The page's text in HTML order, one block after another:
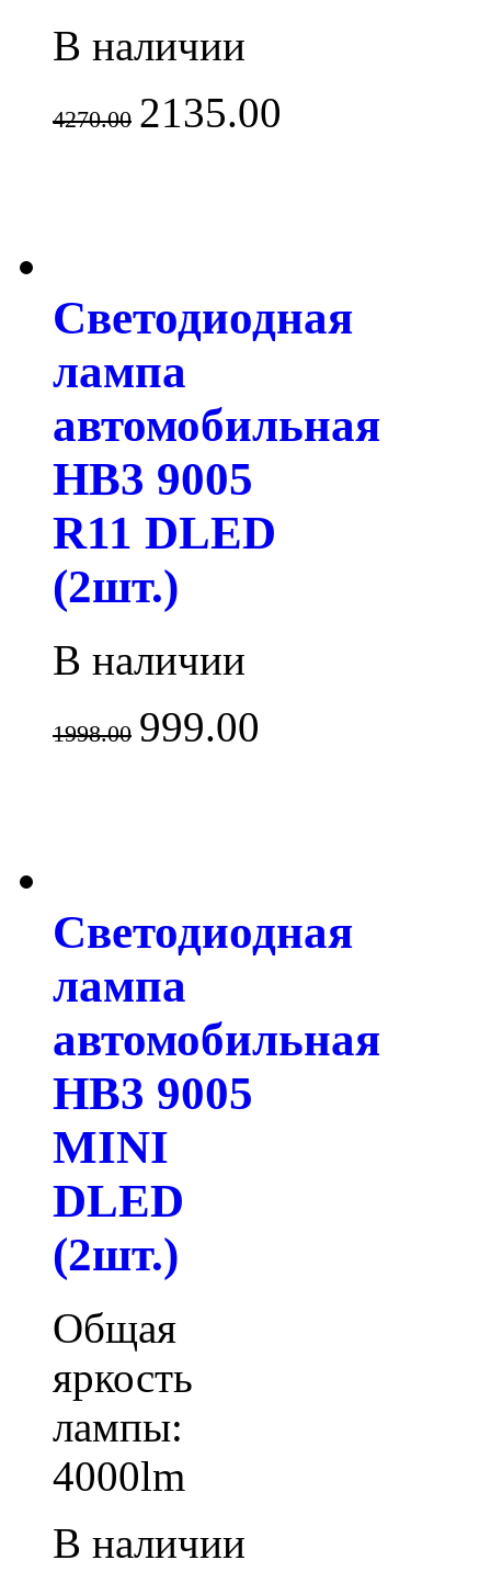
В наличии
4270.00 2135.00
Светодиодная
лампа
автомобильная
HB3 9005
R11 DLED
(2шт.)
В наличии
1998.00 999.00
Светодиодная
лампа
автомобильная
HB3 9005
MINI
DLED
(2шт.)
Общая
яркость
лампы:
4000lm
В наличии